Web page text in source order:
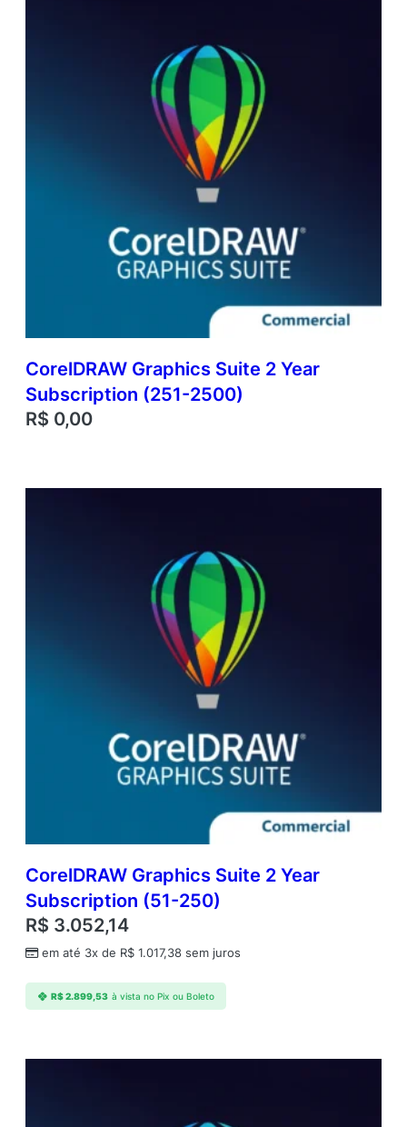
CorelDRAW Graphics Suite 2 Year
Subscription (251-2500)
R$ 0,00
CorelDRAW Graphics Suite 2 Year
Subscription (51-250)
R$ 3.052,14
em até 3x de R$ 1.017,38 sem juros
R$2.899,53 à vista no Pix ou Boleto